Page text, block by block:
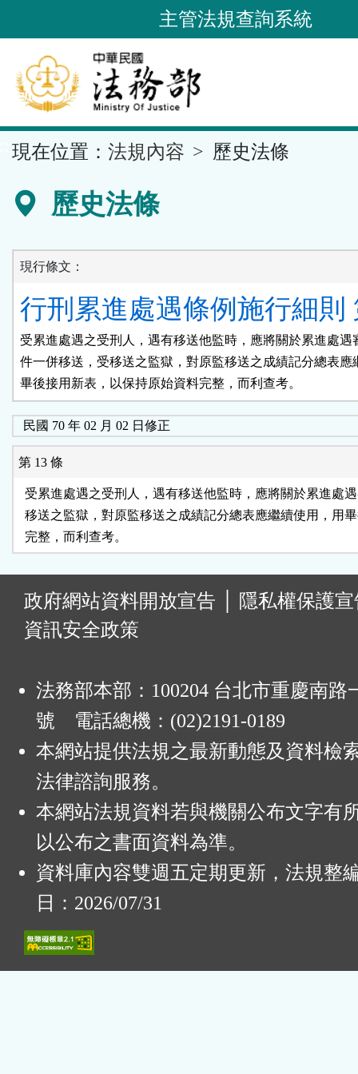
到
要
內
容
區
主管法規查詢系統
現在位置： 法規內容 歷史法條
歷史法條
現行條文：
行刑累進處遇條例施行細則
受累進處遇之受刑人，遇有移送他監時，應將關於累進處遇
件一併移送，受移送之監獄，對原監移送之成績記分總表應
畢後接用新表，以保持原始資料完整，而利查考。
民國 70 年 02 月 02 日修正
第 13 條
受累進處遇之受刑人，遇有移送他監時，應將關於累進處
移送之監獄，對原監移送之成績記分總表應繼續使用，用
政府網站資料開放宣告
隱私權保護
資訊安全政策
法務部本部：100204 台北市重慶南路
號 電話總機：(02)2191-0189
本網站提供法規之最新動態及資料檢
法律諮詢服務。
本網站法規資料若與機關公布文字有
以公布之書面資料為準。
資料庫內容雙週五定期更新，法規整
日：2026/07/31